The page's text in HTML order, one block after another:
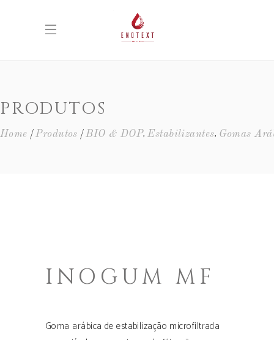
PRODUTOS
Home Produtos BIO & DOP,Estabilizantes, Gomas
INOGUM MF
Goma arábica de estabilização microfiltrada